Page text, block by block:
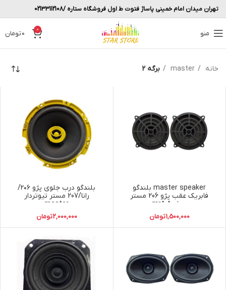
تهران میدان امام خمینی پاساژ فتوت ط اول فروشگاه ستاره /02133112108
منو 0
0تومان
خانه master برگه 2
master speaker بلندگو
فابریک عقب پژو 206 مستر
مدل mr5.5
1,500,000تومان
بلندگو درب جلوی پژو ۲۰۶/
رانا/207 مستر تیوتردار
master
2,000,000تومان